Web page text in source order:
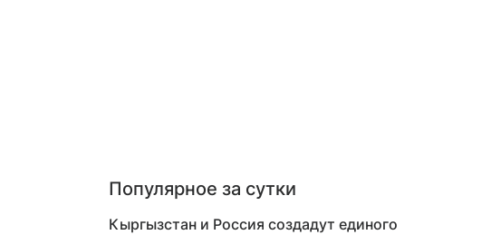
Популярное за сутки
Кыргызстан и Россия создадут единого